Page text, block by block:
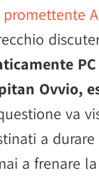
Ovvio,
va
a
a frenare